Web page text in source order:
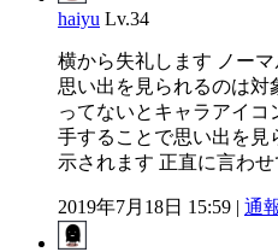
haiyu Lv.34
横から失礼します ノー
思い出を見られるのは
ってないとキャラアイコ
手することで思い出を見
示されます 正直に言わ
2019年7月18日 15:59 | 通